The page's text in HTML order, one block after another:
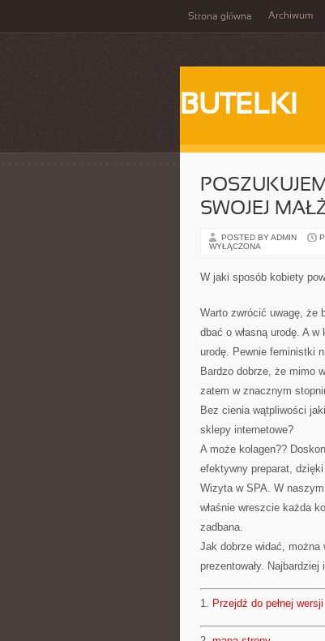
Strona główna Archiwum
BUTELKI
SWOJEJ
POSTED BY ADMIN
WYŁĄCZONA
W jaki sposób kobiety
Warto zwrócić uwagę, że
dbać o własną urodę. A
urodę. Pewnie feministki
Bardzo dobrze, że mimo
zatem w znacznym
Bez cienia wątpliwości
sklepy internetowe?
A może kolagen??
efektywny preparat,
Wizyta w SPA. W
właśnie wreszcie każda
zadbana.
Jak dobrze widać, można
prezentowały.
1. Przejdź do pełnej